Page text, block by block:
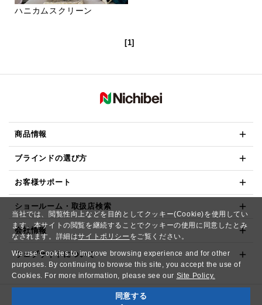
当社では、閲覧性向上などを目的としてクッキー(Cookie)を使用してい
ます。本サイトの閲覧を継続することでクッキーの使用に同意したとみ
なされます。詳細はサイトポリシー をご覧ください。
We use Cookies to improve browsing experience and for other
purposes. By continuing to browse this site, you accept the use of
Cookies. For more information, please see our Site Policy.
同意する
ハニカムスクリーン
[1]
商品情報
ブラインドの選び方
お客様サポート
ショールーム・取扱店検索
会社情報
ウェブサイトについて
Copyright© NICHIBEI CO.,LTD. All Rights Reserved.